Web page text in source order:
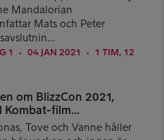
Mandalorian
Mats och Peter
1 ● 04 JAN 2021 ●
1 TIM, 12
om BlizzCon 2021,
Kombat-film...
Tove och Vanne håller